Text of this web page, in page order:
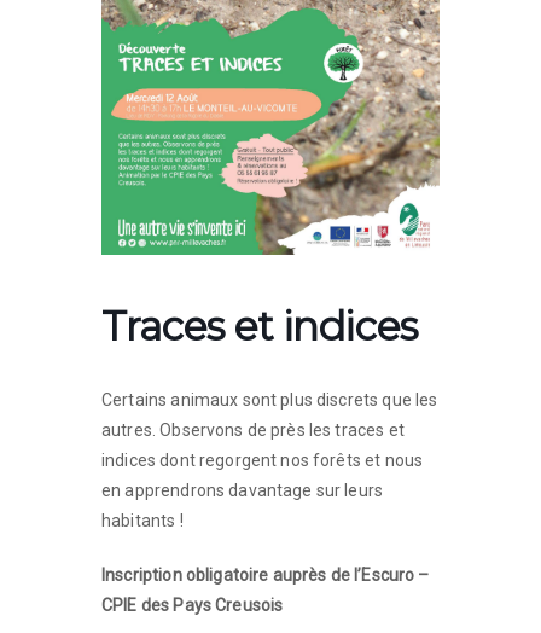
Traces et indices
Certains animaux sont plus discrets que les
autres. Observons de près les traces et
indices dont regorgent nos forêts et nous
en apprendrons davantage sur leurs
habitants !
Inscription obligatoire auprès de l’Escuro –
CPIE des Pays Creusois